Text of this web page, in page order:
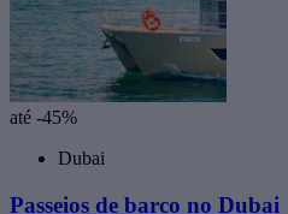
até -45%
Dubai
Passeios de barco no Dubai